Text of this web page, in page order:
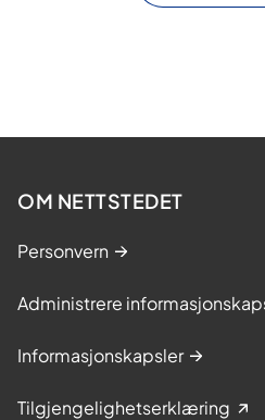
OM NETTSTEDET
Personvern
Administrere
Informasjonskapsler
Tilgjengelighetserklæring